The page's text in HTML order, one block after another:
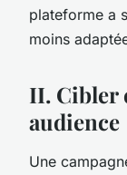
plateforme a
moins
II. Cibler
audience
Une